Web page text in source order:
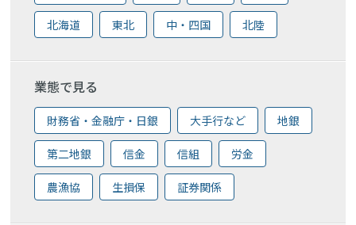
北海道 東北 中・四国 北陸
業態で見る
財務省・金融庁・日銀 大手行など 地銀
第二地銀 信金 信組 労金
農漁協 生損保 証券関係